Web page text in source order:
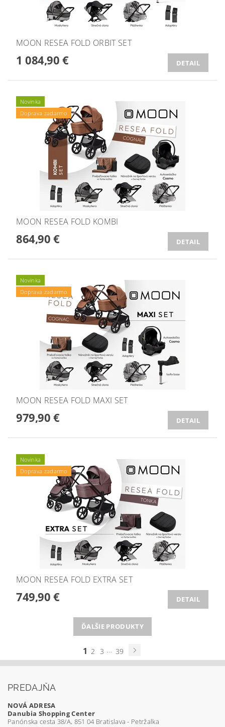
MOON RESEA FOLD ORBIT SET
1 084,90 € DETAIL
Novinka
Doprava zadarmo
MOON RESEA FOLD KOMBI
864,90 € DETAIL
Novinka
Doprava zadarmo
MOON RESEA FOLD MAXI SET
979,90 € DETAIL
Novinka
Doprava zadarmo
MOON RESEA FOLD EXTRA SET
749,90 € DETAIL
ĎALŠIE PRODUKTY
1 2 3 ... 39
PREDAJŇA
NOVÁ ADRESA
Danubia Shopping Center
Panónska cesta 38/A, 851 04 Bratislava - Petržalka